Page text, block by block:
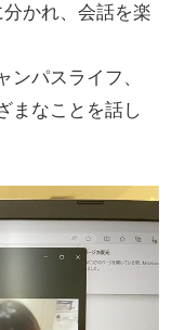
かれ、会話を楽
パスライフ、
まなことを話し